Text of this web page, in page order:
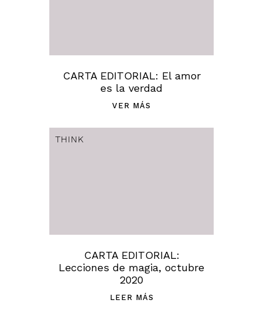
CARTA EDITORIAL: El amor
es la verdad
VER MÁS
THINK
CARTA EDITORIAL:
Lecciones de magia, octubre
2020
LEER MÁS